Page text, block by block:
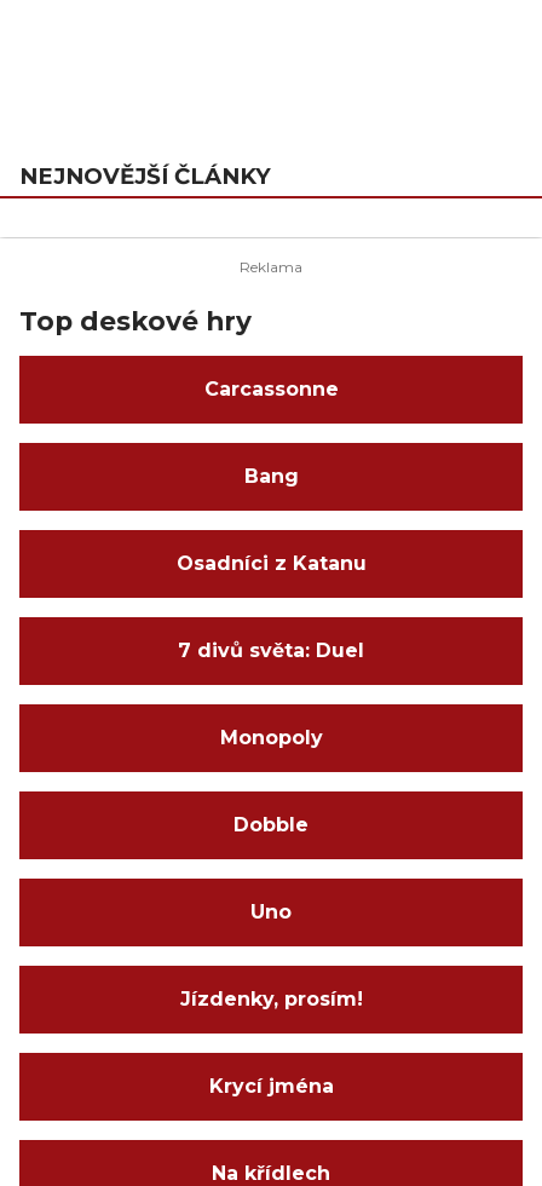
NEJNOVĚJŠÍ ČLÁNKY
Top deskové hry
Carcassonne
Bang
Osadníci z Katanu
7 divů světa: Duel
Monopoly
Dobble
Uno
Jízdenky, prosím!
Krycí jména
Na křídlech